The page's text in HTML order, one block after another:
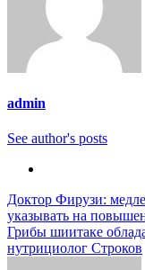
admin
See author's posts
Навигация
по
записям
Доктор Фирузи:
указывать на
Грибы шиитаке
нутрициолог Строков